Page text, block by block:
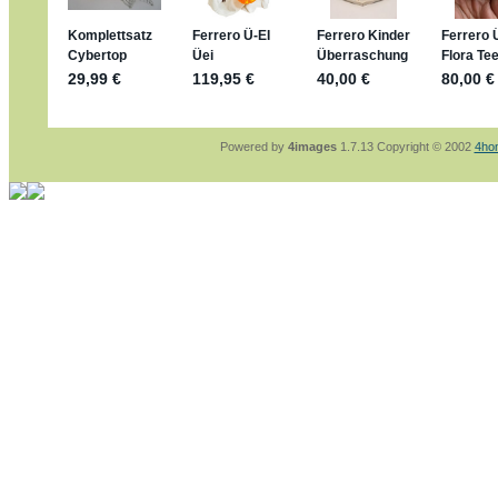
jan-lukas:
geschrieben am: 28. 4. 2026 -
stimmt, jetzt fällt es mir auch ein
geschrieben am: 28. 4.
So habe ich das in Erinnerung ... oder?
jan-lukas:geschrieben am: 28. 4. 2026 -
Powered by 4images1.7.13 Copyright © 2002